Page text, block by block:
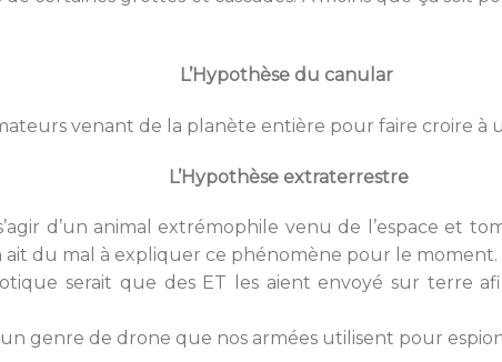
L’Hypothèse du canular
venant de la planète entière pour faire croire à
L’Hypothèse extraterrestre
d’un animal extrémophile venu de l’espace et
ait du mal à expliquer ce phénomène pour le moment.
serait que des ET les aient envoyé sur terre
genre de drone que nos armées utilisent pour